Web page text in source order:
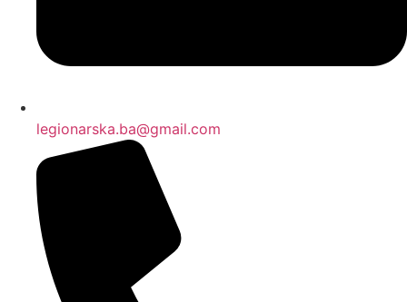
legionarska.ba@gmail.com